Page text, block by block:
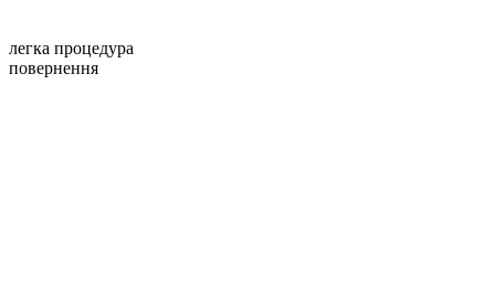
легка процедура
повернення